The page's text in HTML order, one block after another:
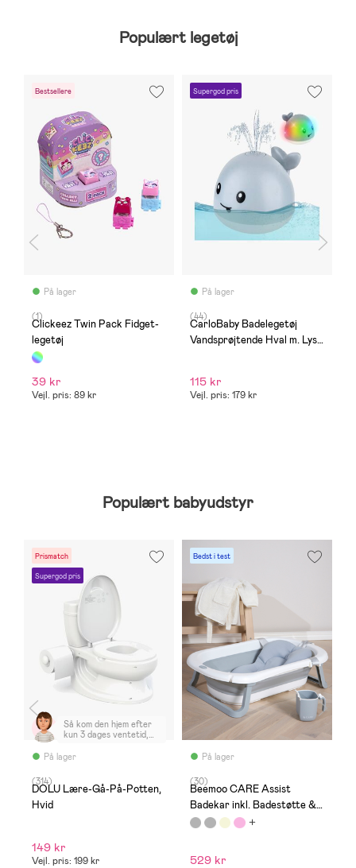
Populært legetøj
Bestsellere
På lager
(1)
Clickeez Twin Pack Fidget-
legetøj
39 kr
Vejl. pris: 89 kr
Supergod pris
På lager
(44)
CarloBaby Badelegetøj
Vandsprøjtende Hval m. Lys,
115 kr
Vejl. pris: 179 kr
Populært babyudstyr
Prismatch
Supergod pris
På lager
Så kom den hjem efter
kun 3 dages ventetid,
Glæder mig til min søn
(314)
DOLU Lære-Gå-På-Potten,
Hvid
149 kr
Vejl. pris: 199 kr
Bedst i test
På lager
(30)
Beemoo CARE Assist
Badekar inkl. Badestøtte &
Skyllekande, White/Grey
529 kr